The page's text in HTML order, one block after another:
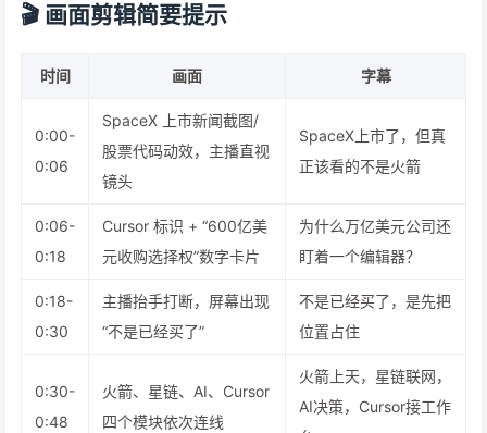
🎬 画面剪辑简要提示
时间 画面 字幕
0:00-
0:06
SpaceX 上市新闻截图/
股票代码动效，主播直视
镜头
SpaceX上市了，但真
正该看的不是火箭
0:06-
0:18
Cursor 标识 + “600亿美
元收购选择权”数字卡片
为什么万亿美元公司还
盯着一个编辑器？
0:18-
0:30
主播抬手打断，屏幕出现
“不是已经买了”
不是已经买了，是先把
位置占住
0:30-
0:48
火箭、星链、AI、Cursor
四个模块依次连线
火箭上天，星链联网，
AI决策，Cursor接工作